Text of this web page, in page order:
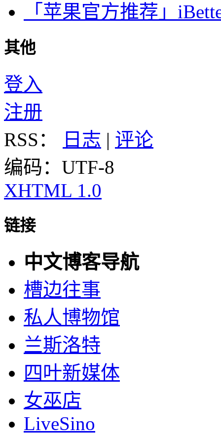
「苹果官方推荐」
其他
登入
注册
RSS：
日志 | 评论
编码：UTF-8
XHTML 1.0
链接
中文博客导航
槽边往事
私人博物馆
兰斯洛特
四叶新媒体
女巫店
LiveSino